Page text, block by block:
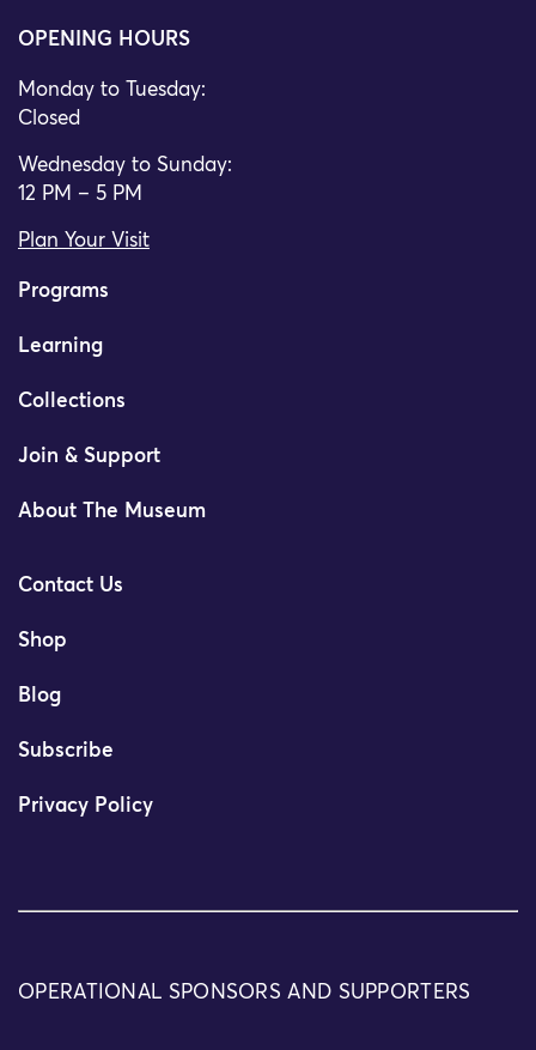
OPENING HOURS
Monday to Tuesday:
Closed
Wednesday to Sunday:
12 PM – 5 PM
Plan Your Visit
Programs
Learning
Collections
Join & Support
About The Museum
Contact Us
Shop
Blog
Subscribe
Privacy Policy
OPERATIONAL SPONSORS AND SUPPORTERS